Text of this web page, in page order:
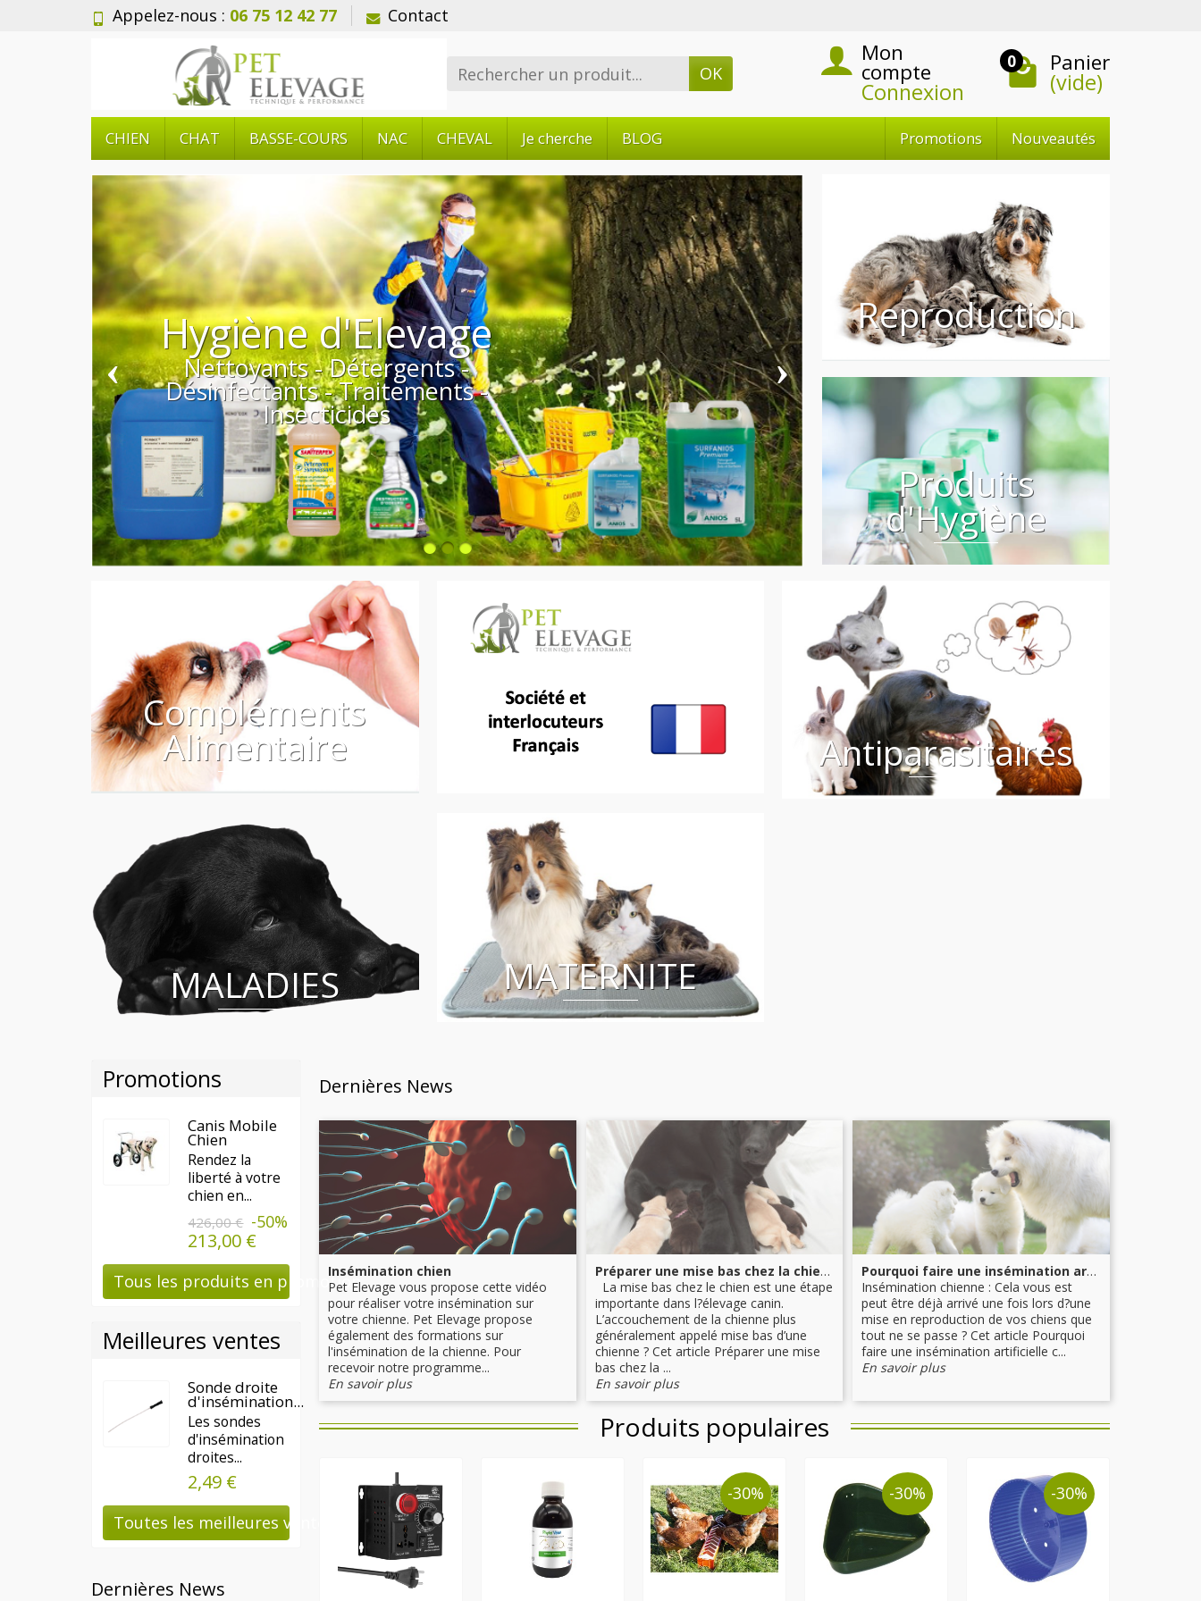
Appelez-nous : 06 75 12 42 77 Contact
OK
Mon
compte
Connexion
0 Panier
(vide)
CHIEN CHAT BASSE-COURS NAC CHEVAL Je cherche BLOG Promotions Nouveautés
‹ ›
Reproduction
Produits
d'Hygiène
Compléments
Alimentaire Antiparasitaires
MALADIES MATERNITE
Promotions
Canis Mobile
Chien
Rendez la
liberté à votre
chien en...
426,00 € -50%
213,00 €
Tous les produits en promotion
Meilleures ventes
Sonde droite
d'insémination...
Les sondes
d'insémination
droites...
2,49 €
Toutes les meilleures ventes
Dernières News
Dernières News
Insémination chien
Pet Elevage vous propose cette vidéo
pour réaliser votre insémination sur
votre chienne. Pet Elevage propose
également des formations sur
l'insémination de la chienne. Pour
recevoir notre programme...
En savoir plus
Préparer une mise bas chez la chienne
La mise bas chez le chien est une étape
importante dans l?élevage canin.
L’accouchement de la chienne plus
généralement appelé mise bas d’une
chienne ? Cet article Préparer une mise
bas chez la ...
En savoir plus
Pourquoi faire une insémination artificielle chez une chienne ?
Insémination chienne : Cela vous est
peut être déjà arrivé une fois lors d?une
mise en reproduction de vos chiens que
tout ne se passe ? Cet article Pourquoi
faire une insémination artificielle c...
En savoir plus
Produits populaires
-30% -30% -30%